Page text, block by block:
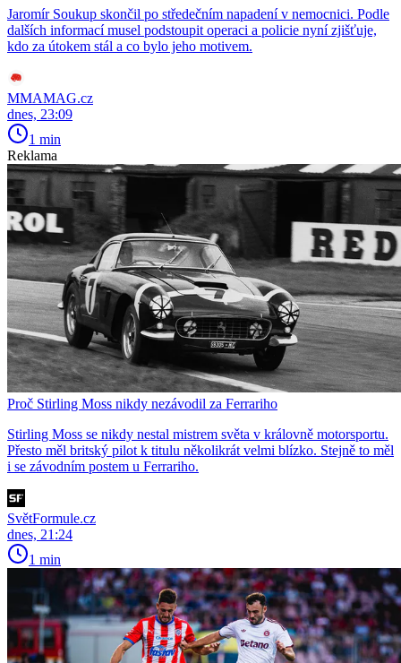
Jaromír Soukup skončil po středečním napadení v nemocnici. Podle
dalších informací musel podstoupit operaci a policie nyní zjišťuje,
kdo za útokem stál a co bylo jeho motivem.
MMAMAG.cz
dnes, 23:09
1 min
Reklama
Proč Stirling Moss nikdy nezávodil za Ferrariho
Stirling Moss se nikdy nestal mistrem světa v královně motorsportu.
Přesto měl britský pilot k titulu několikrát velmi blízko. Stejně to měl
i se závodním postem u Ferrariho.
SvětFormule.cz
dnes, 21:24
1 min